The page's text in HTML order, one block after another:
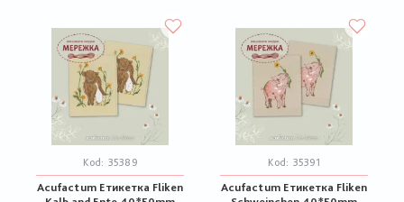
Kod: 35389
Acufactum Етикетка Fliken
Kod: 35391
Acufactum Етикетка Fliken